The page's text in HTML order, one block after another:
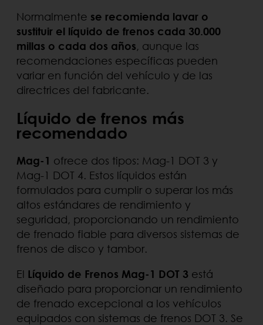
Normalmente se recomienda lavar o
sustituir el líquido de frenos cada 30.000
millas o cada dos años, aunque las
recomendaciones específicas pueden
variar en función del vehículo y de las
directrices del fabricante.
Líquido de frenos más
recomendado
Mag-1 ofrece dos tipos: Mag-1 DOT 3 y
Mag-1 DOT 4. Estos líquidos están
formulados para cumplir o superar los más
altos estándares de rendimiento y
seguridad, proporcionando un rendimiento
de frenado fiable para diversos sistemas de
frenos de disco y tambor.
El Líquido de Frenos Mag-1 DOT 3 está
diseñado para proporcionar un rendimiento
de frenado excepcional a los vehículos
equipados con sistemas de frenos DOT 3. Se